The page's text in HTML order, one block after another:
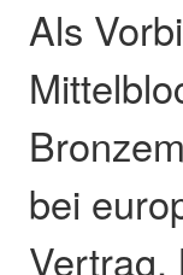
Als
bei
Vertrag.